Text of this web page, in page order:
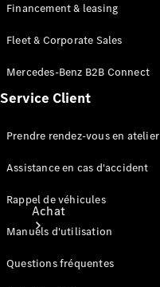
Achat
Financement & leasing
Fleet & Corporate Sales
Mercedes-Benz B2B Connect
Service Client
Prendre rendez-vous en atelier
Assistance en cas d'accident
Rappel de véhicules
Manuels d'utilisation
Questions fréquentes